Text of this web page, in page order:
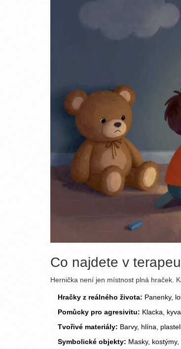
Co najdete v
Hernička není jen místnost plná hraček.
Hračky z reálného života: Panenky,
Pomůcky pro agresivitu: Klacka,
Tvořivé materiály: Barvy, hlína,
Symbolické objekty: Masky,